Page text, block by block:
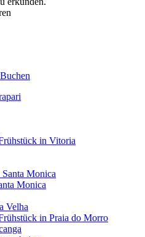
in Vitoria
Monica
Monica
Velha
in Praia do Morro